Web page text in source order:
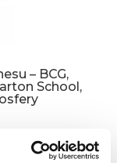
– BCG,
School,